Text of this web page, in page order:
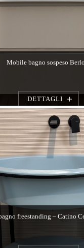
Mobile bagno sospeso
DETTAGLI
freestanding – Catino